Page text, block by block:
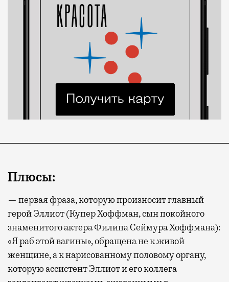
Плюсы:
— первая фраза, которую произносит главный
герой Эллиот (Купер Хоффман, сын покойного
знаменитого актера Филипа Сеймура Хоффмана):
«Я раб этой вагины», обращена не к живой
женщине, а к нарисованному половому органу,
которую ассистент Эллиот и его коллега